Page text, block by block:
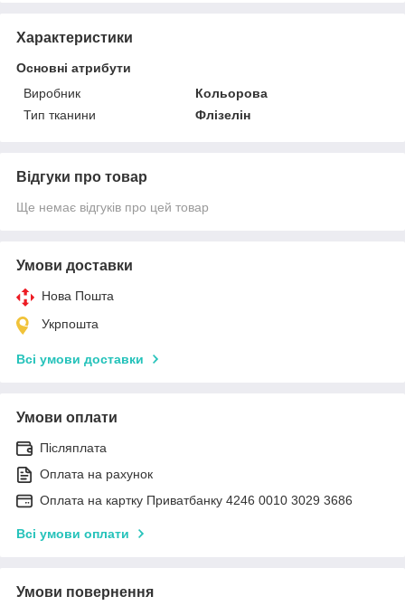
Характеристики
Основні атрибути
Виробник
Кольорова
Тип тканини
Флізелін
Відгуки про товар
Ще немає відгуків про цей товар
Умови доставки
Нова Пошта
Укрпошта
Всі умови доставки
Умови оплати
Післяплата
Оплата на рахунок
Оплата на картку Приватбанку 4246 0010 3029 3686
Всі умови оплати
Умови повернення